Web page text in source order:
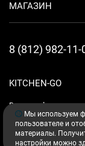
KITCHEN-GO
Ваш комфорт - дело
МАГАЗИН
8 (812) 982-11-
Мы используем
пользователе и
материалы.
настройки можно